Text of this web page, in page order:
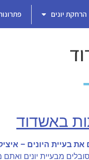
הרחקת יונים
באשדוד
בעיית היונים –
מבעיית יונים